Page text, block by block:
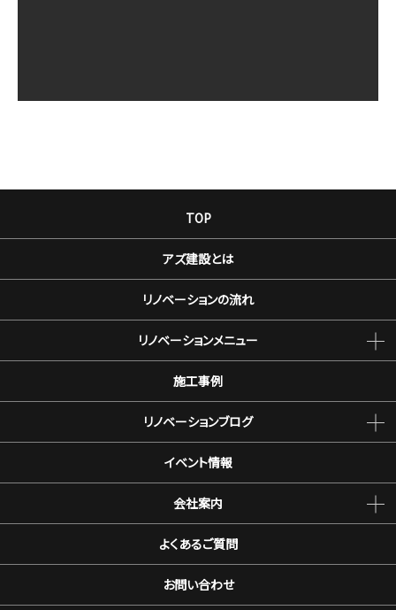
TOP
アズ建設とは
リノベーションの流れ
リノベーションメニュー
施工事例
リノベーションブログ
イベント情報
会社案内
よくあるご質問
お問い合わせ